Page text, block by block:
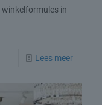
winkelformules in
Lees meer